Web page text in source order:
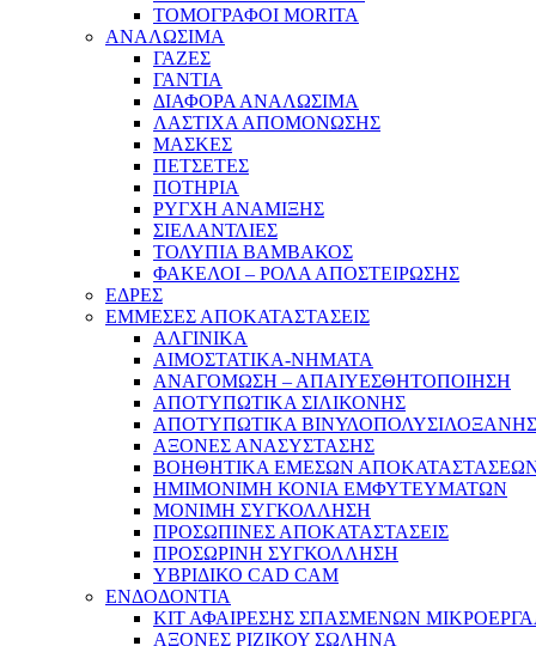
ΤΟΜΟΓΡΑΦΟΙ MORITA
ΑΝΑΛΩΣΙΜΑ
ΓΑΖΕΣ
ΓΑΝΤΙΑ
ΔΙΑΦΟΡΑ ΑΝΑΛΩΣΙΜΑ
ΛΑΣΤΙΧΑ ΑΠΟΜΟΝΩΣΗΣ
ΜΑΣΚΕΣ
ΠΕΤΣΕΤΕΣ
ΠΟΤΗΡΙΑ
ΡΥΓΧΗ ΑΝΑΜΙΞΗΣ
ΣΙΕΛΑΝΤΛΙΕΣ
ΤΟΛΥΠΙΑ ΒΑΜΒΑΚΟΣ
ΦΑΚΕΛΟΙ – ΡΟΛΑ ΑΠΟΣΤΕΙΡΩΣΗΣ
ΕΔΡΕΣ
ΕΜΜΕΣΕΣ ΑΠΟΚΑΤΑΣΤΑΣΕΙΣ
ΑΛΓΙΝΙΚΑ
ΑΙΜΟΣΤΑΤΙΚΑ-ΝΗΜΑΤΑ
ΑΝΑΓΟΜΩΣΗ – ΑΠΑΙΥΕΣΘΗΤΟΠΟΙΗΣΗ
ΑΠΟΤΥΠΩΤΙΚΑ ΣΙΛΙΚΟΝΗΣ
ΑΠΟΤΥΠΩΤΙΚΑ ΒΙΝΥΛΟΠΟΛΥΣΙΛΟΞΑΝΗΣ
ΑΞΟΝΕΣ ΑΝΑΣΥΣΤΑΣΗΣ
ΒΟΗΘΗΤΙΚΑ ΕΜΕΣΩΝ
ΗΜΙΜΟΝΙΜΗ ΚΟΝΙΑ ΕΜΦΥΤΕΥΜΑΤΩΝ
ΜΟΝΙΜΗ ΣΥΓΚΟΛΛΗΣΗ
ΠΡΟΣΩΠΙΝΕΣ ΑΠΟΚΑΤΑΣΤΑΣΕΙΣ
ΠΡΟΣΩΡΙΝΗ ΣΥΓΚΟΛΛΗΣΗ
ΥΒΡΙΔΙΚΟ CAD CAM
ΕΝΔΟΔΟΝΤΙΑ
ΚΙΤ ΑΦΑΙΡΕΣΗΣ ΣΠΑΣΜΕΝΩΝ
ΑΞΟΝΕΣ ΡΙΖΙΚΟΥ ΣΩΛΗΝΑ